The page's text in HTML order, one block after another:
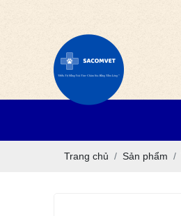
Trang chủ Sản phẩm